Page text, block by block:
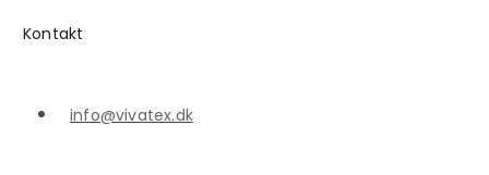
Kontakt
info@vivatex.dk